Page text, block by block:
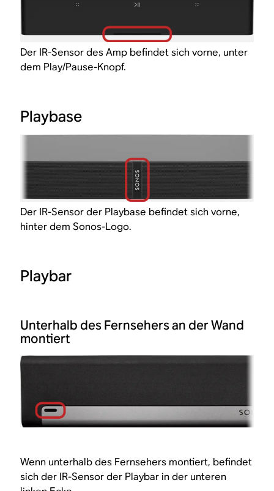
Der IR-Sensor des Amp befindet sich vorne, unter
dem Play/Pause-Knopf.
Playbase
Der IR-Sensor der Playbase befindet sich vorne,
hinter dem Sonos-Logo.
Playbar
Unterhalb des Fernsehers an der Wand
montiert
Wenn unterhalb des Fernsehers montiert, befindet
sich der IR-Sensor der Playbar in der unteren